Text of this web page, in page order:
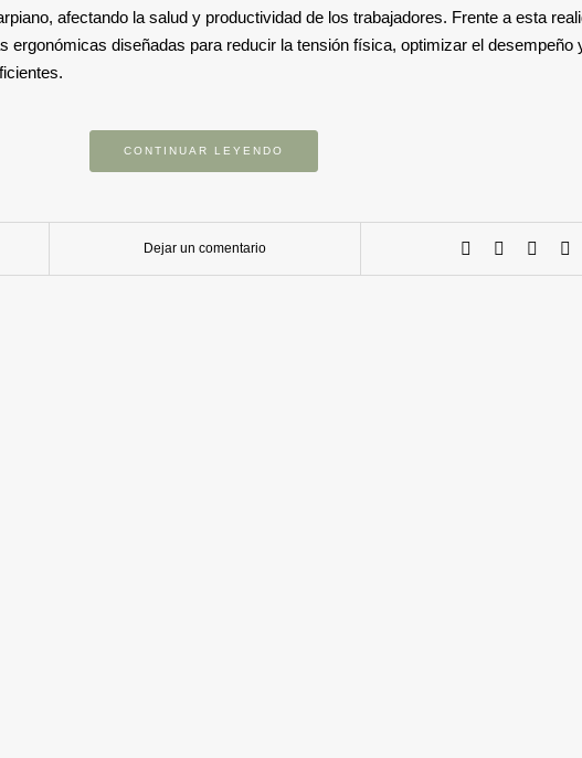
afectando la salud y productividad de los trabajadores. Frente a esta
ergonómicas diseñadas para reducir la tensión física, optimizar el desempeño
CONTINUAR LEYENDO
Dejar un comentario